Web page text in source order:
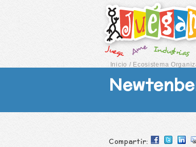
Inicio / Ecosistema
Compartir: